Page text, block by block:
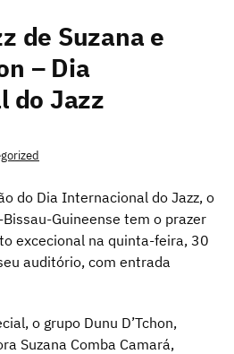
de Suzana e
– Dia
do Jazz
do Dia Internacional do Jazz, o
Guineense tem o prazer
excecional na quinta-feira, 30
auditório, com entrada
o grupo Dunu D’Tchon,
Suzana Comba Camará,